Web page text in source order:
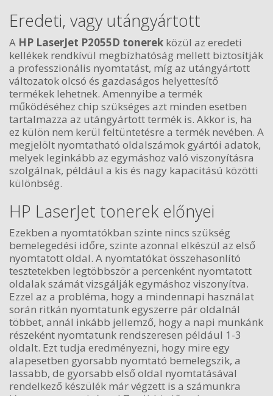
Eredeti, vagy utángyártott
A HP LaserJet P2055D tonerek közül az eredeti
kellékek rendkívül megbízhatóság mellett biztosítják
a professzionális nyomtatást, míg az utángyártott
változatok olcsó és gazdaságos helyettesítő
termékek lehetnek. Amennyibe a termék
működéséhez chip szükséges azt minden esetben
tartalmazza az utángyártott termék is. Akkor is, ha
ez külön nem kerül feltüntetésre a termék nevében. A
megjelölt nyomtatható oldalszámok gyártói adatok,
melyek leginkább az egymáshoz való viszonyításra
szolgálnak, például a kis és nagy kapacitású közötti
különbség.
HP LaserJet tonerek előnyei
Ezekben a nyomtatókban szinte nincs szükség
bemelegedési időre, szinte azonnal elkészül az első
nyomtatott oldal. A nyomtatókat összehasonlító
tesztetekben legtöbbször a percenként nyomtatott
oldalak számát vizsgálják egymáshoz viszonyítva.
Ezzel az a probléma, hogy a mindennapi használat
során ritkán nyomtatunk egyszerre pár oldalnál
többet, annál inkább jellemző, hogy a napi munkánk
részeként nyomtatunk rendszeresen például 1-3
oldalt. Ezt tudja eredményezni, hogy mire egy
alapesetben gyorsabb nyomtató bemelegszik, a
lassabb, de gyorsabb első oldal nyomtatásával
rendelkező készülék már végzett is a számunkra